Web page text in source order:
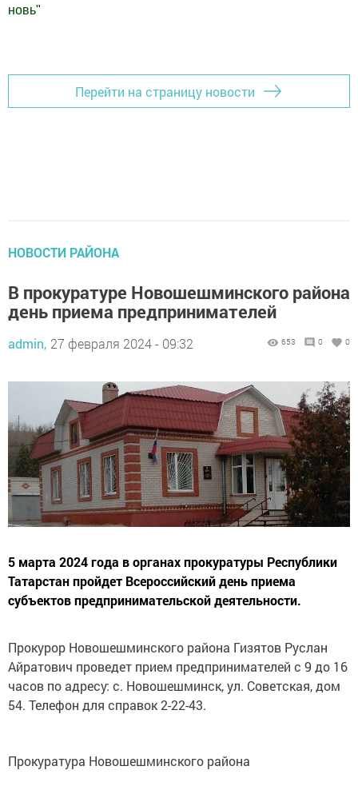
новь"
Перейти на страницу новости
НОВОСТИ РАЙОНА
В прокуратуре Новошешминского района
день приема предпринимателей
admin, 27 февраля 2024 - 09:32 653 0 0
5 марта 2024 года в органах прокуратуры Республики
Татарстан пройдет Всероссийский день приема
субъектов предпринимательской деятельности.
Прокурор Новошешминского района Гизятов Руслан
Айратович проведет прием предпринимателей с 9 до 16
часов по адресу: с. Новошешминск, ул. Советская, дом
54. Телефон для справок 2-22-43.
Прокуратура Новошешминского района